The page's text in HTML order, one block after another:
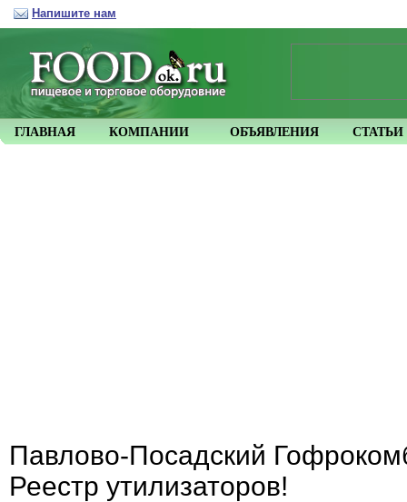
Павлово-Посадский
Реестр утилизаторов!
ГЛАВНАЯ КОМПАНИИ ОБЪЯВЛЕНИЯ СТАТЬИ
Напишите нам